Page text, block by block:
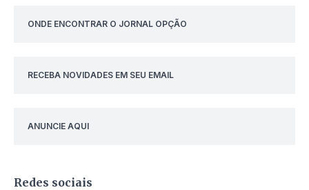
ONDE ENCONTRAR O JORNAL OPÇÃO
RECEBA NOVIDADES EM SEU EMAIL
ANUNCIE AQUI
Redes sociais